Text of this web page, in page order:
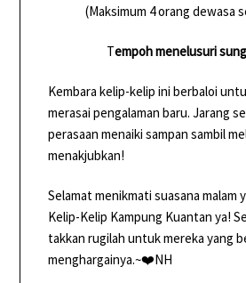
(Maksimum 4 orang dewasa
Tempoh menelusuri
Kembara kelip-kelip ini berbaloi
merasai pengalaman baru. Jarang
perasaan menaiki sampan sambil
menakjubkan!
Selamat menikmati suasana malam
Kelip-Kelip Kampung Kuantan ya!
takkan rugilah untuk mereka yang
menghargainya.~❤️NH